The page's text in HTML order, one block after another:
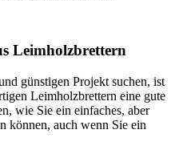
Leimholzbrettern
günstigen Projekt suchen, ist
Leimholzbrettern eine gute
wie Sie ein einfaches, aber
können, auch wenn Sie ein